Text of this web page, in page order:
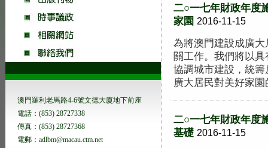
澳門羅利老馬路4-6號文德大廈地下前座
電話：(853) 28727338
傳真：(853) 28727368
電郵：adlbm@macau.ctm.net
二○一七年財政年度
家園 2016-11-15
為將澳門建設成廣
關工作。我們將以
協調城市建設，統
廣大居民對美好家
二○一七年財政年度
基礎 2016-11-15